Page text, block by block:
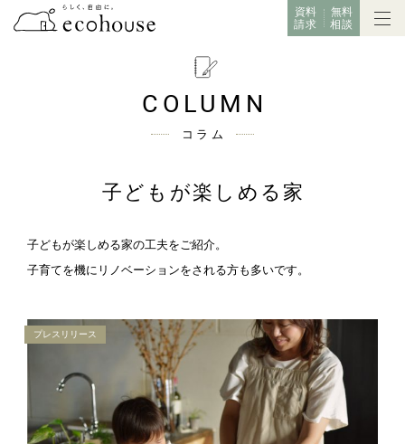
資料
請求
無料
相談
COLUMN
コラム
子どもが楽しめる家
子どもが楽しめる家の工夫をご紹介。
子育てを機にリノベーションをされる方も多いです。
プレスリリース